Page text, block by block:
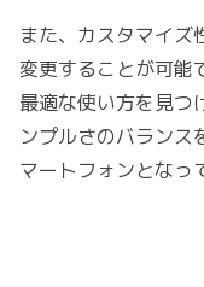
また、カスタマイズ
変更することが可能
最適な使い方を見つ
ンプルさのバランス
マートフォンとなっ